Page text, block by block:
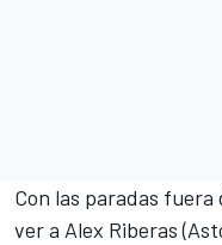
Con las paradas
ver a Alex Riberas